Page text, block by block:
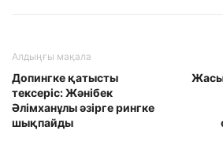
Алдыңғы мақала
Допингке қатысты
тексеріс: Жәнібек
Әлімханұлы әзірге рингке
шықпайды